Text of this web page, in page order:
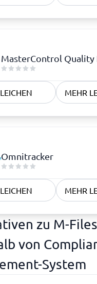
MasterControl Quality
MEHR
Omnitracker
MEHR
zu M-Files
von
System